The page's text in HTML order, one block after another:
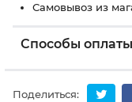
Самовывоз из
Способы оплаты
Поделиться: